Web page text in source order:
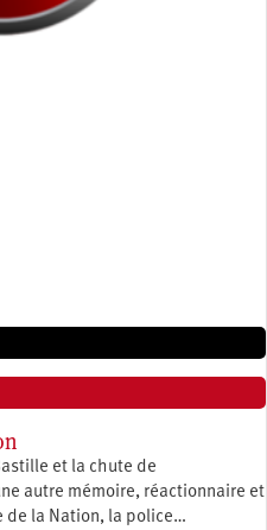
et la chute de
autre mémoire, réactionnaire et
de la Nation, la police…